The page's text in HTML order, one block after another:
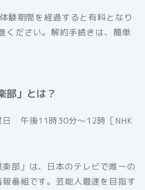
験期間を経過すると有料となり
ください。解約手続きは、簡単
部」とは？
午後11時30分〜12時［NHK
楽部」は、日本のテレビで唯一の
番組です。芸能人最速を目指す